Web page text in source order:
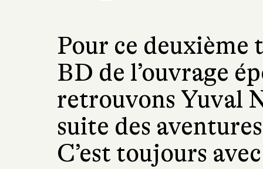
Pour ce deuxième
BD de l’ouvrage
retrouvons Yuval
suite des
C’est toujours